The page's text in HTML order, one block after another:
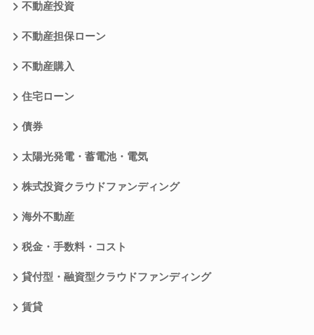
不動産投資
不動産担保ローン
不動産購入
住宅ローン
債券
太陽光発電・蓄電池・電気
株式投資クラウドファンディング
海外不動産
税金・手数料・コスト
貸付型・融資型クラウドファンディング
賃貸